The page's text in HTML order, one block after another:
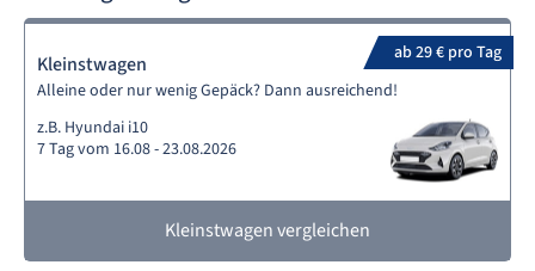
ab 29 € pro Tag
Kleinstwagen
Alleine oder nur wenig Gepäck? Dann ausreichend!
z.B. Hyundai i10
7 Tag vom 16.08 - 23.08.2026
Kleinstwagen vergleichen